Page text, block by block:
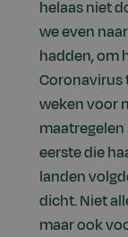
helaas niet
we even
hadden, om
Coronavirus
weken voor
maatregelen
eerste die
landen
dicht. Niet
maar ook